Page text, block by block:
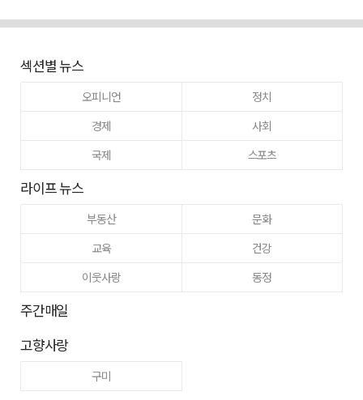
섹션별 뉴스
오피니언
정치
경제
사회
국제
스포츠
라이프 뉴스
부동산
문화
교육
건강
이웃사랑
동정
주간매일
고향사랑
구미